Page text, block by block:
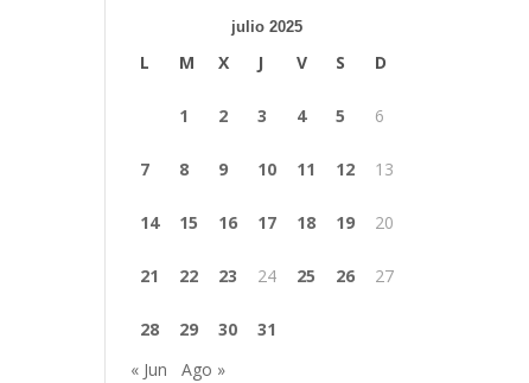
julio 2025
L M X J V S D
1 2 3 4 5 6
7 8 9 10 11 12 13
14 15 16 17 18 19 20
21 22 23 24 25 26 27
28 29 30
31
« Jun
Ago »